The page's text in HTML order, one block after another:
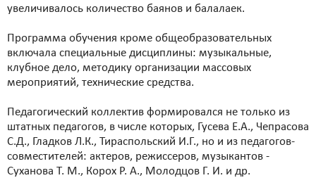
увеличивалось количество баянов и балалаек.
Программа обучения кроме общеобразовательных
включала специальные дисциплины: музыкальные,
клубное дело, методику организации массовых
мероприятий, технические средства.
Педагогический коллектив формировался не только из
штатных педагогов, в числе которых, Гусева Е.А., Чепрасова
С.Д., Гладков Л.К., Тираспольский И.Г., но и из педагогов-
совместителей: актеров, режиссеров, музыкантов -
Суханова Т. М., Корох Р. А., Молодцов Г. И. и др.